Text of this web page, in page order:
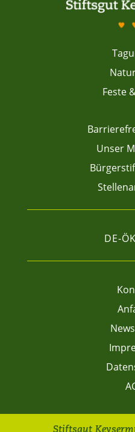
Feste
Unser
DE-
Stiftsgut